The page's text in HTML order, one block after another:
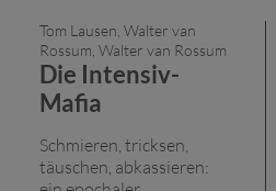
Tom Lausen, Walter van
Rossum, Walter van Rossum
Die Intensiv-
Mafia
Schmieren, tricksen,
täuschen, abkassieren: